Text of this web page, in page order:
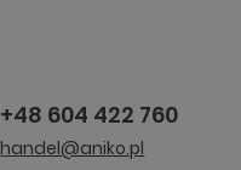
+48 604 422 760
handel@aniko.pl